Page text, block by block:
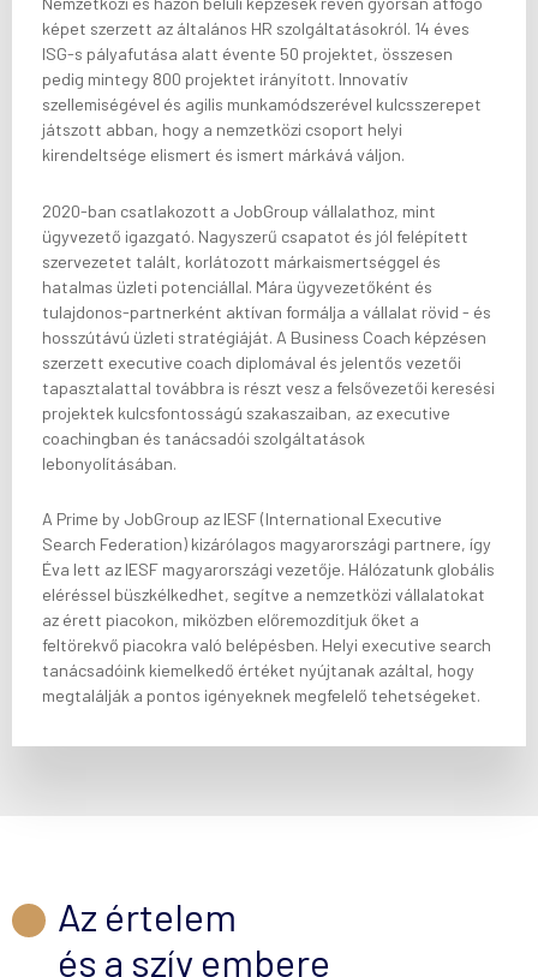
képet szerzett az általános HR szolgáltatásokról. 14 éves
ISG-s pályafutása alatt évente 50 projektet, összesen
pedig mintegy 800 projektet irányított. Innovatív
szellemiségével és agilis munkamódszerével kulcsszerepet
játszott abban, hogy a nemzetközi csoport helyi
kirendeltsége elismert és ismert márkává váljon.
2020-ban csatlakozott a JobGroup vállalathoz, mint
ügyvezető igazgató. Nagyszerű csapatot és jól felépített
szervezetet talált, korlátozott márkaismertséggel és
hatalmas üzleti potenciállal. Mára ügyvezetőként és
tulajdonos-partnerként aktívan formálja a vállalat rövid - és
hosszútávú üzleti stratégiáját. A Business Coach képzésen
szerzett executive coach diplomával és jelentős vezetői
tapasztalattal továbbra is részt vesz a felsővezetői keresési
projektek kulcsfontosságú szakaszaiban, az executive
coachingban és tanácsadói szolgáltatások
lebonyolításában.
A Prime by JobGroup az IESF (International Executive
Search Federation) kizárólagos magyarországi partnere, így
Éva lett az IESF magyarországi vezetője. Hálózatunk globális
eléréssel büszkélkedhet, segítve a nemzetközi vállalatokat
az érett piacokon, miközben előremozdítjuk őket a
feltörekvő piacokra való belépésben. Helyi executive search
tanácsadóink kiemelkedő értéket nyújtanak azáltal, hogy
megtalálják a pontos igényeknek megfelelő tehetségeket.
Az értelem
és a szív embere